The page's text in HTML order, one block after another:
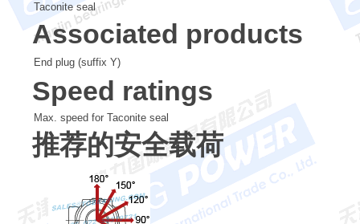
Taconite seal
Associated products
End plug (suffix Y)
Speed ratings
Max. speed for Taconite seal
推荐的安全载荷